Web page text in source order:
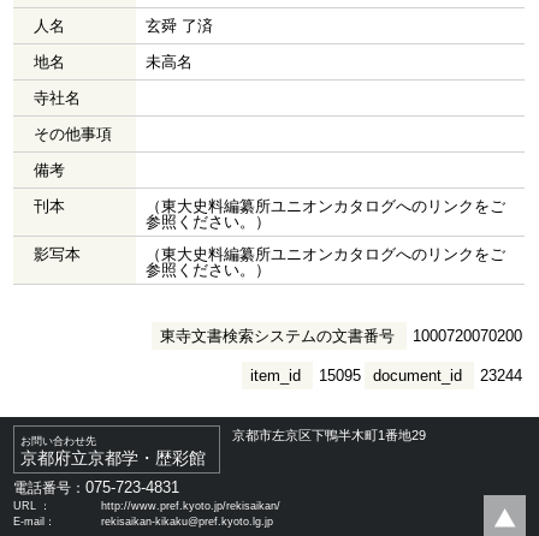
人名
玄舜 了済
地名
未高名
寺社名
その他事項
備考
刊本
（東大史料編纂所ユニオンカタログへのリンクをご
参照ください。）
影写本
（東大史料編纂所ユニオンカタログへのリンクをご
参照ください。）
東寺文書検索システムの文書番号 1000720070200
document_id 23244
item_id 15095
お問い合わせ先
京都府立京都学・歴彩館
京都市左京区下鴨半木町1番地29
電話番号：075-723-4831
URL ：
http://www.pref.kyoto.jp/rekisaikan/
E-mail：
rekisaikan-kikaku@pref.kyoto.lg.jp